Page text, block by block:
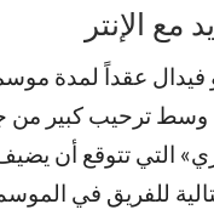
مع الإنتر
فيدال عقداً لمدة
وسط ترحيب كبير من
التي تتوقع أن
للفريق في